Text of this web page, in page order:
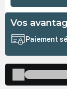
Vos
Paiement